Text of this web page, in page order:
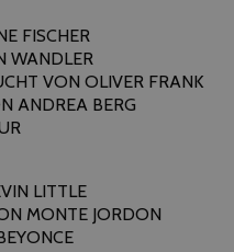
FISCHER
WANDLER
VON OLIVER FRANK
ANDREA BERG
LITTLE
MONTE JORDON